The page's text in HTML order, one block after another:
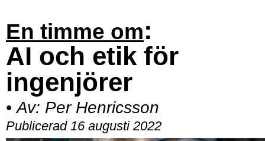
En timme om:
AI och etik för
ingenjörer
• Av: Per Henricsson
Publicerad 16 augusti 2022